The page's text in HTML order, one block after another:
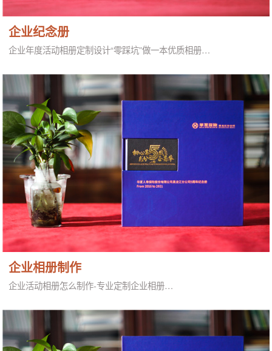
企业纪念册
企业年度活动相册定制设计“零踩坑”做一本优质相册…
企业相册制作
企业活动相册怎么制作-专业定制企业相册…